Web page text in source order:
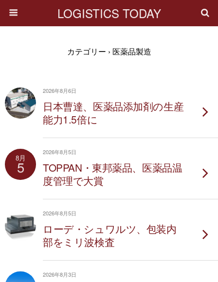
LOGISTICS TODAY
カテゴリー › 医薬品製造
2026年8月6日
日本曹達、医薬品添加剤の生産
能力1.5倍に
8月
5
2026年8月5日
TOPPAN・東邦薬品、医薬品温
度管理で大賞
2026年8月5日
ローデ・シュワルツ、包装内
部をミリ波検査
2026年8月3日